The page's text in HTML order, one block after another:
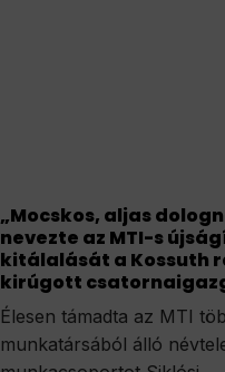
„Mocskos, aljas
nevezte az MTI-s
kitálalását a Kossuth
kirúgott
Élesen támadta az MTI
munkatársából álló